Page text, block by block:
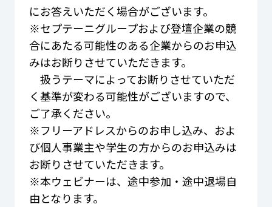
にお答えいただく場合がございます。
※セプテーニグループおよび登壇企業の競
合にあたる可能性のある企業からのお申込
みはお断りさせていただきます。
扱うテーマによってお断りさせていただ
く基準が変わる可能性がございますので、
ご了承ください。
※フリーアドレスからのお申し込み、およ
び個人事業主や学生の方からのお申込みは
お断りさせていただきます。
※本ウェビナーは、途中参加・途中退場自
由となります。